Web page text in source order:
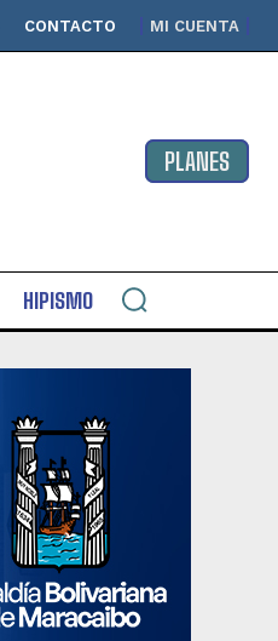
CONTACTO MI CUENTA
PLANES
HIPISMO